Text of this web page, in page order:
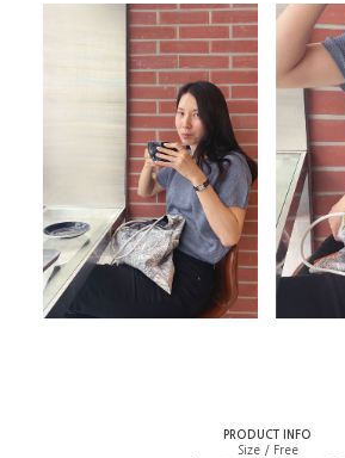
PRODUCT INFO
Size / Free